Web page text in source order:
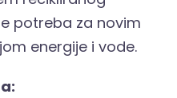
potreba za novim
energije i vode.